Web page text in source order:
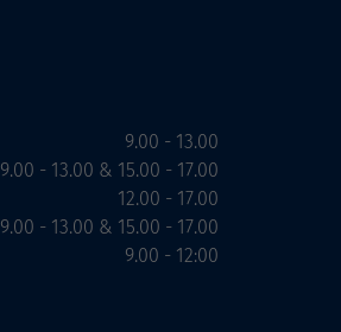
9.00 - 13.00
9.00 - 13.00 & 15.00 - 17.00
12.00 - 17.00
9.00 - 13.00 & 15.00 - 17.00
9.00 - 12:00